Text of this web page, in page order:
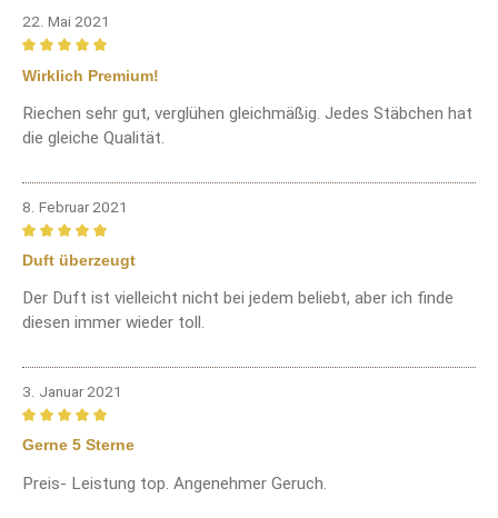
22. Mai 2021
Bewertung mit 5 von 5 Sternen
Wirklich Premium!
Riechen sehr gut, verglühen gleichmäßig. Jedes Stäbchen hat
die gleiche Qualität.
8. Februar 2021
Bewertung mit 5 von 5 Sternen
Duft überzeugt
Der Duft ist vielleicht nicht bei jedem beliebt, aber ich finde
diesen immer wieder toll.
3. Januar 2021
Bewertung mit 5 von 5 Sternen
Gerne 5 Sterne
Preis- Leistung top. Angenehmer Geruch.